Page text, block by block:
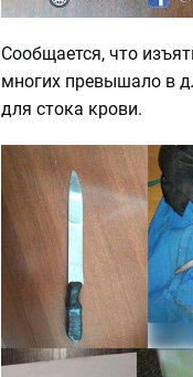
Сообщается, что
многих превышало в
для стока крови.